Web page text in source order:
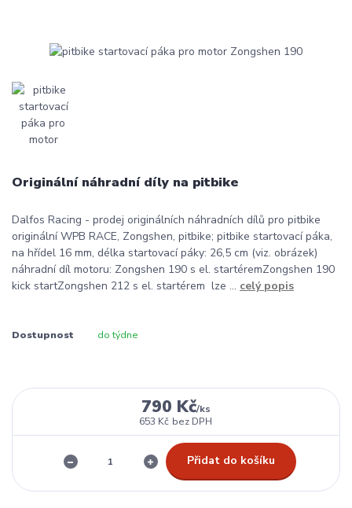
Originální náhradní díly na pitbike
Dalfos Racing - prodej originálních náhradních dílů pro pitbike
originální WPB RACE, Zongshen, pitbike; pitbike startovací páka,
na hřídel 16 mm, délka startovací páky: 26,5 cm (viz. obrázek)
náhradní díl motoru: Zongshen 190 s el. startéremZongshen 190
kick startZongshen 212 s el. startérem lze ... celý popis
Dostupnost do týdne
790 Kč/ks
653 Kč bez DPH
Přidat do košíku